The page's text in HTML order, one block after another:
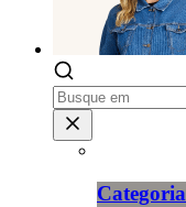
Categoria